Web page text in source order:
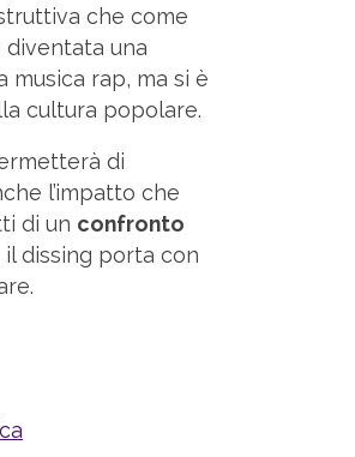
che come
diventata una
rap, ma si è
cultura popolare.
di
l’impatto che
di un confronto
dissing porta con